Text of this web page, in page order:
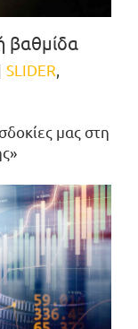
βαθμίδα
SLIDER,
μας στη